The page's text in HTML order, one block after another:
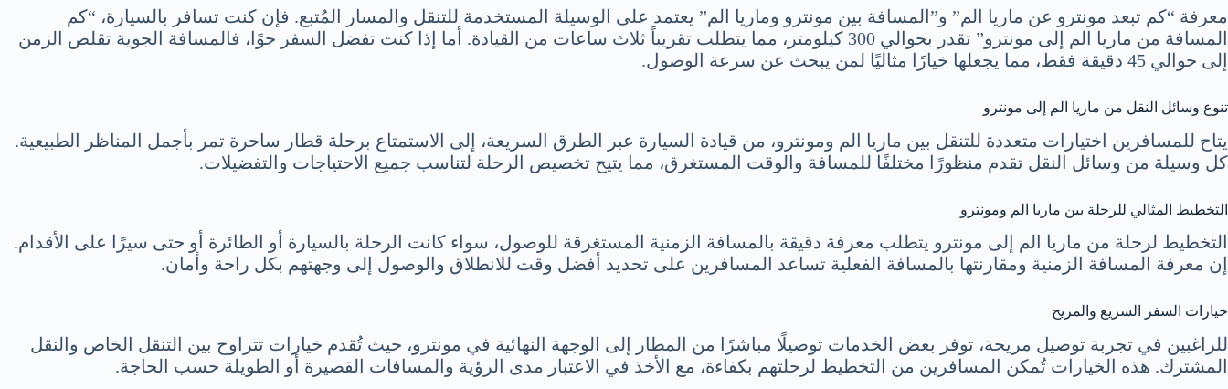
معرفة “كم تبعد مونترو عن ماريا الم” و”المسافة بين مونترو وماريا الم” يعتمد على الوسيلة المستخدمة للتنقل والمسار المُتبع. فإن كنت تسافر بالسيارة، “كم
المسافة من ماريا الم إلى مونترو” تقدر بحوالي 300 كيلومتر، مما يتطلب تقريباً ثلاث ساعات من القيادة. أما إذا كنت تفضل السفر جوًا، فالمسافة الجوية تقلص الزمن
إلى حوالي 45 دقيقة فقط، مما يجعلها خيارًا مثاليًا لمن يبحث عن سرعة الوصول.
تنوع وسائل النقل من ماريا الم إلى مونترو
يتاح للمسافرين اختيارات متعددة للتنقل بين ماريا الم ومونترو، من قيادة السيارة عبر الطرق السريعة، إلى الاستمتاع برحلة قطار ساحرة تمر بأجمل المناظر الطبيعية.
كل وسيلة من وسائل النقل تقدم منظورًا مختلفًا للمسافة والوقت المستغرق، مما يتيح تخصيص الرحلة لتناسب جميع الاحتياجات والتفضيلات.
التخطيط المثالي للرحلة بين ماريا الم ومونترو
التخطيط لرحلة من ماريا الم إلى مونترو يتطلب معرفة دقيقة بالمسافة الزمنية المستغرقة للوصول، سواء كانت الرحلة بالسيارة أو الطائرة أو حتى سيرًا على الأقدام.
إن معرفة المسافة الزمنية ومقارنتها بالمسافة الفعلية تساعد المسافرين على تحديد أفضل وقت للانطلاق والوصول إلى وجهتهم بكل راحة وأمان.
خيارات السفر السريع والمريح
للراغبين في تجربة توصيل مريحة، توفر بعض الخدمات توصيلًا مباشرًا من المطار إلى الوجهة النهائية في مونترو، حيث تُقدم خيارات تتراوح بين التنقل الخاص والنقل
المشترك. هذه الخيارات تُمكن المسافرين من التخطيط لرحلتهم بكفاءة، مع الأخذ في الاعتبار مدى الرؤية والمسافات القصيرة أو الطويلة حسب الحاجة.